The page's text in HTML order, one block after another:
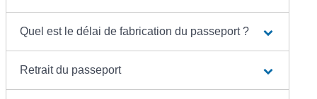
Quel est le délai de fabrication du passeport ?
Retrait du passeport